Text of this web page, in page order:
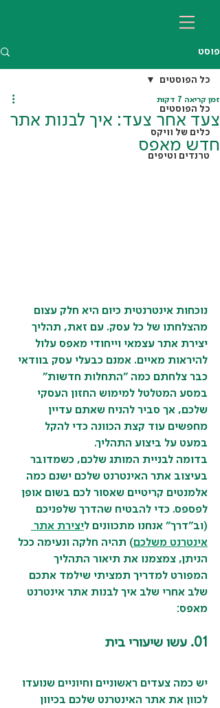
פוסט
כל הפוסטים
כלים של וויקס
טרנדים וטיפים
כל הפוסטים
צעד אחר צעד: איך לבנות אתר
חדש מאפס
זמן קריאה 7 דקות
נוכחות אינטרנטית כיום היא חלק עצום
מהצלחתו של כל עסק. עם זאת, תהליך
יצירת אתר עצמאי וייחודי מאפס עלול
להיראות מאיים. אמנם כבעלי עסק בוודאי
כבר צלחתם כמה "התחלות חדשות"
במסע המטלטל למימוש החזון העסקי
שלכם, אך סביר להניח שאתם עדיין
מחפשים עוד קצת הכוונה כדי להקל
במעט על ביצוע התהליך.
בדומה לבניית המותג שלכם, כשמדובר
בעיצוב אתר האינטרנט שלכם ישנם כמה
אלמנטים קריטיים שאסור לכם בשום אופן
לפספס. כדי להבטיח שהדרך שלפניכם
(וב"דרך" אנחנו מתכוונים ליצירת אתר
אינטרנט משלכם) תהיה חלקה ונעימה ככל
הניתן, צמצמנו את תיאור התהליך
המפורט למדריך תמציתי שילמד אתכם
שלב אחרי שלב איך לבנות אתר אינטרנט
מאפס:
01. עשו שיעורי בית
יש כמה צעדים ראשוניים וחיוניים שנועדו
לכוון את אתר האינטרנט שלכם בכיוון